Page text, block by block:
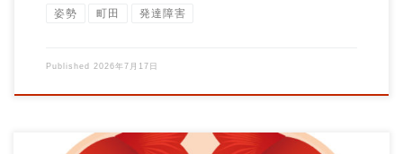
姿勢 町田 発達障害
Published 2026年7月17日